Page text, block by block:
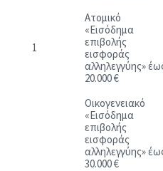
1
Ατομικό
«Εισόδημα
επιβολής
εισφοράς
αλληλεγγύης»
20.000 €
Οικογενειακό
«Εισόδημα
επιβολής
εισφοράς
αλληλεγγύης»
30.000 €